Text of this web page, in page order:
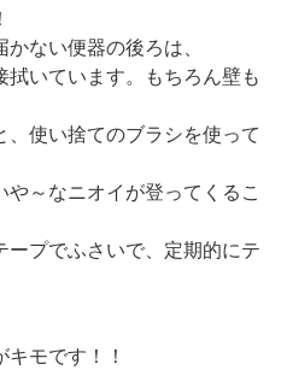
ない便器の後ろは、
拭いています。もちろん壁も
使い捨てのブラシを使って
～なニオイが登ってくるこ
プでふさいで、定期的にテ
モです！！